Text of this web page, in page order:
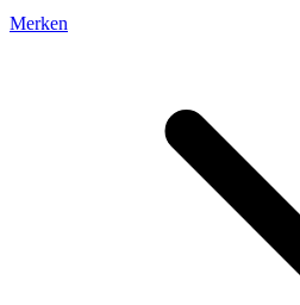
Merken